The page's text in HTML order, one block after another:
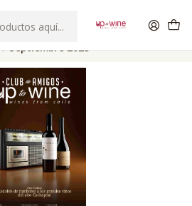
Septiembre 2023